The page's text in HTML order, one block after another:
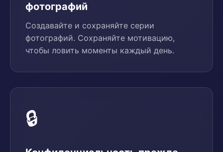
фотографий
Создавайте и сохраняйте серии
фотографий. Сохраняйте мотивацию,
чтобы ловить моменты каждый день.
🔒